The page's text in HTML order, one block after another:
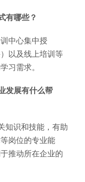
有哪些？
中心集中授
以及线上培训等
习需求。
发展有什么帮
知识和技能，有助
岗位的专业能
推动所在企业的